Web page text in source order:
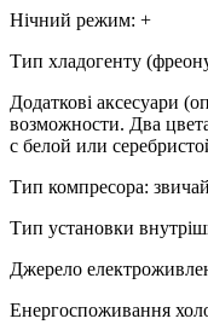
Нічний режим: +
Тип хладогенту
Додаткові аксесуари
возможности. Два
с белой или
Тип компресора:
Тип установки
Джерело
Енергоспоживання